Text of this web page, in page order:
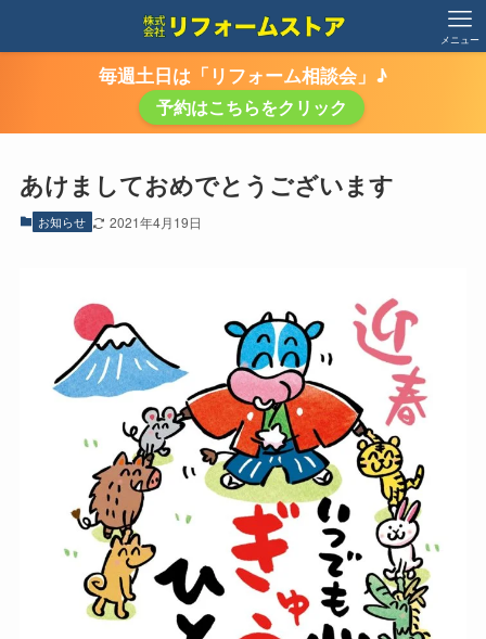
メニュー
毎週土日は「リフォーム相談会」♪
予約はこちらをクリック
あけましておめでとうございます
お知らせ 2021年4月19日